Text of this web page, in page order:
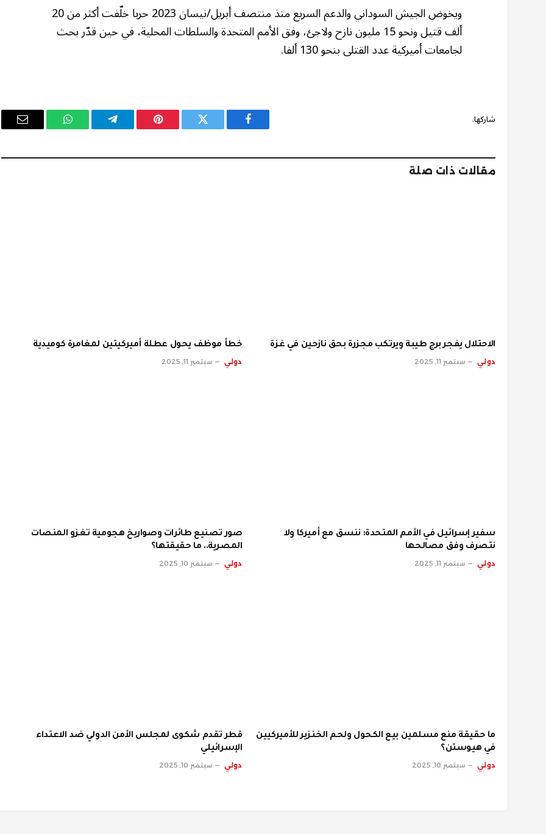
ويخوض الجيش السوداني والدعم السريع منذ منتصف أبريل/نيسان 2023 حربا خلّفت أكثر من 20
ألف قتيل ونحو 15 مليون نازح ولاجئ، وفق الأمم المتحدة والسلطات المحلية، في حين قدّر بحث
لجامعات أميركية عدد القتلى بنحو 130 ألفا.
شاركها.
فيسبوك تويتر بينتيريستتيلقرام واتساب
البريد
مقالات ذات صلة
الاحتلال يفجر برج طيبة ويرتكب مجزرة بحق نازحين في غزة
دولي سبتمبر 11, 2025
خطأ موظف يحول عطلة أميركيتين لمغامرة كوميدية
دولي سبتمبر 11, 2025
سفير إسرائيل في الأمم المتحدة: ننسق مع أميركا ولا
نتصرف وفق مصالحها
دولي سبتمبر 11, 2025
صور تصنيع طائرات وصواريخ هجومية تغزو المنصات
المصرية.. ما حقيقتها؟
دولي سبتمبر 10, 2025
ما حقيقة منع مسلمين بيع الكحول ولحم الخنزير للأميركيين
في هيوستن؟
دولي سبتمبر 10, 2025
قطر تقدم شكوى لمجلس الأمن الدولي ضد الاعتداء
الإسرائيلي
دولي سبتمبر 10, 2025